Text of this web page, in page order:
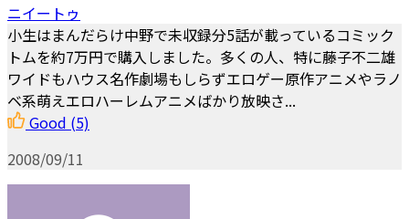
ニイートゥ
小生はまんだらけ中野で未収録分5話が載っているコミック
トムを約7万円で購入しました。多くの人、特に藤子不二雄
ワイドもハウス名作劇場もしらずエロゲー原作アニメやラノ
ベ系萌えエロハーレムアニメばかり放映さ...
Good (5)
2008/09/11